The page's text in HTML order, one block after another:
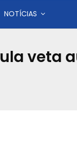
NOTÍCIAS
veta